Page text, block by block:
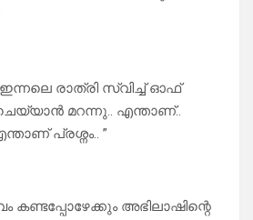
രാത്രി സ്വിച്ച് ഓഫ്‌
മറന്നു.. എന്താണ്..
പ്രശ്നം.. ”
കണ്ടപ്പോഴേക്കും അഭിലാഷിന്റെ